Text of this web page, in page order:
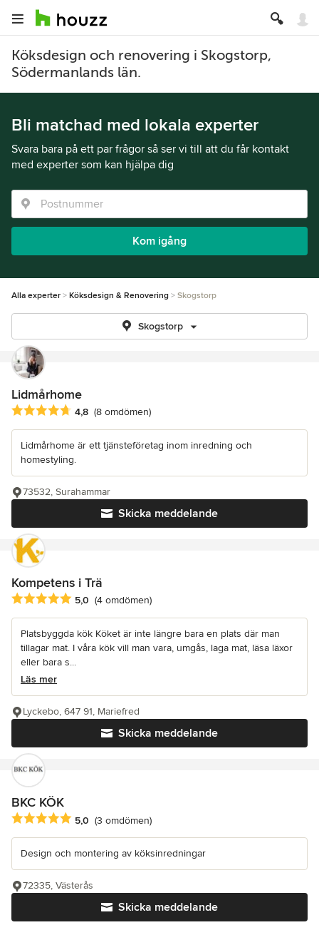
Köksdesign och renovering i Skogstorp,
Södermanlands län.
Bli matchad med lokala experter
Svara bara på ett par frågor så ser vi till att du får kontakt
med experter som kan hjälpa dig
Kom igång
Alla experter Köksdesign & Renovering Skogstorp
Skogstorp
Lidmårhome
Genomsnittligt omdöme: 4.8 av 5 stjärnor
4,8 (8 omdömen)
Lidmårhome är ett tjänsteföretag inom inredning och
homestyling.
Skicka meddelande
73532, Surahammar
Kompetens i Trä
Genomsnittligt omdöme: 5 av 5 stjärnor
5,0 (4 omdömen)
Platsbyggda kök Köket är inte längre bara en plats där man
tillagar mat. I våra kök vill man vara, umgås, laga mat, läsa läxor
eller bara s...
Läs mer
Skicka meddelande
Lyckebo, 647 91, Mariefred
BKC KÖK
Genomsnittligt omdöme: 5 av 5 stjärnor
5,0 (3 omdömen)
Design och montering av köksinredningar
Skicka meddelande
72335, Västerås